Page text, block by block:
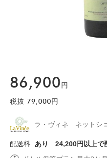
86,900 円
税抜 79,000 円
ラ・ヴィネ ネットシ
配送料 あり
24,200円以上で